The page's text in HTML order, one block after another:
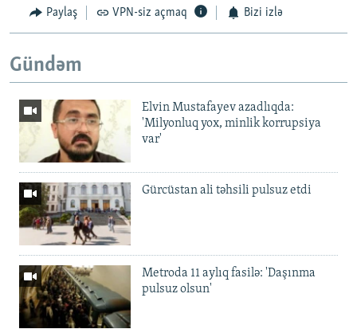
Paylaş VPN-siz açmaq Bizi izlə
Gündəm
Elvin Mustafayev azadlıqda:
'Milyonluq yox, minlik korrupsiya
var'
Gürcüstan ali təhsili pulsuz etdi
Metroda 11 aylıq fasilə: 'Daşınma
pulsuz olsun'